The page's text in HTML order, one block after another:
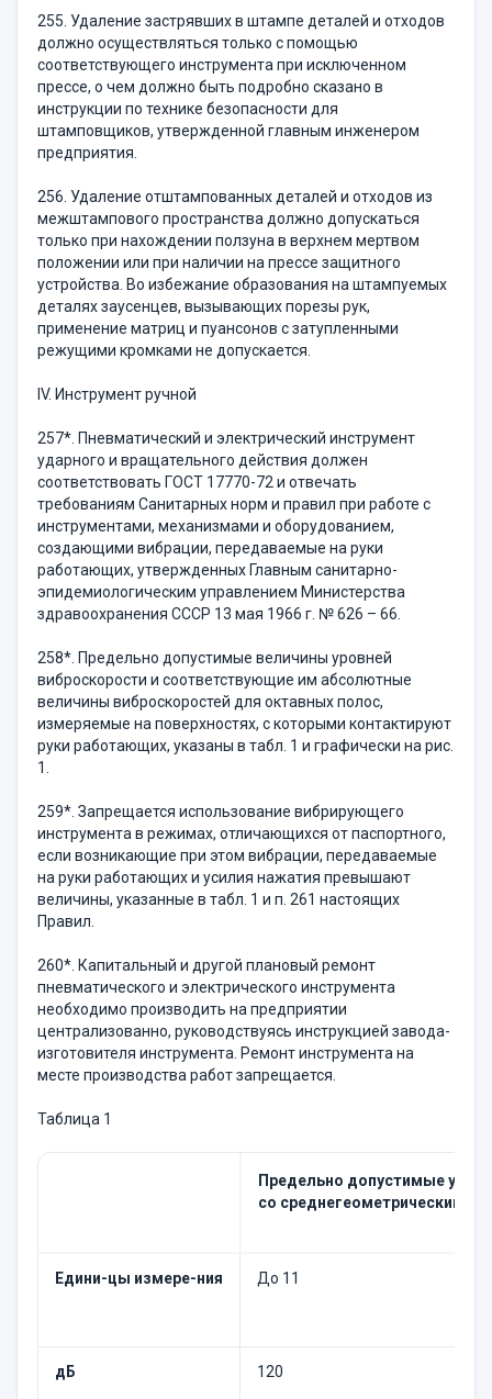
255. Удаление застрявших в штампе деталей и отходов
должно осуществляться только с помощью
соответствующего инструмента при исключенном
прессе, о чем должно быть подробно сказано в
инструкции по технике безопасности для
штамповщиков, утвержденной главным инженером
предприятия.
256. Удаление отштампованных деталей и отходов из
межштампового пространства должно допускаться
только при нахождении ползуна в верхнем мертвом
положении или при наличии на прессе защитного
устройства. Во избежание образования на штампуемых
деталях заусенцев, вызывающих порезы рук,
применение матриц и пуансонов с затупленными
режущими кромками не допускается.
IV. Инструмент ручной
257*. Пневматический и электрический инструмент
ударного и вращательного действия должен
соответствовать ГОСТ 17770-72 и отвечать
требованиям Санитарных норм и правил при работе с
инструментами, механизмами и оборудованием,
создающими вибрации, передаваемые на руки
работающих, утвержденных Главным санитарно-
эпидемиологическим управлением Министерства
здравоохранения СССР 13 мая 1966 г. № 626 – 66.
258*. Предельно допустимые величины уровней
виброскорости и соответствующие им абсолютные
величины виброскоростей для октавных полос,
измеряемые на поверхностях, с которыми контактируют
руки работающих, указаны в табл. 1 и графически на рис.
1.
259*. Запрещается использование вибрирующего
инструмента в режимах, отличающихся от паспортного,
если возникающие при этом вибрации, передаваемые
на руки работающих и усилия нажатия превышают
величины, указанные в табл. 1 и п. 261 настоящих
Правил.
260*. Капитальный и другой плановый ремонт
пневматического и электрического инструмента
необходимо производить на предприятии
централизованно, руководствуясь инструкцией завода-
изготовителя инструмента. Ремонт инструмента на
месте производства работ запрещается.
Таблица 1
Предельно допустимые
со среднегеометрическими
Едини-цы измере-ния До 11
дБ 120